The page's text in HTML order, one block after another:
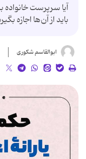
آیا سرپرست خانواده
باید از آن‌ها اجازه
ابوالقاسم شکوری